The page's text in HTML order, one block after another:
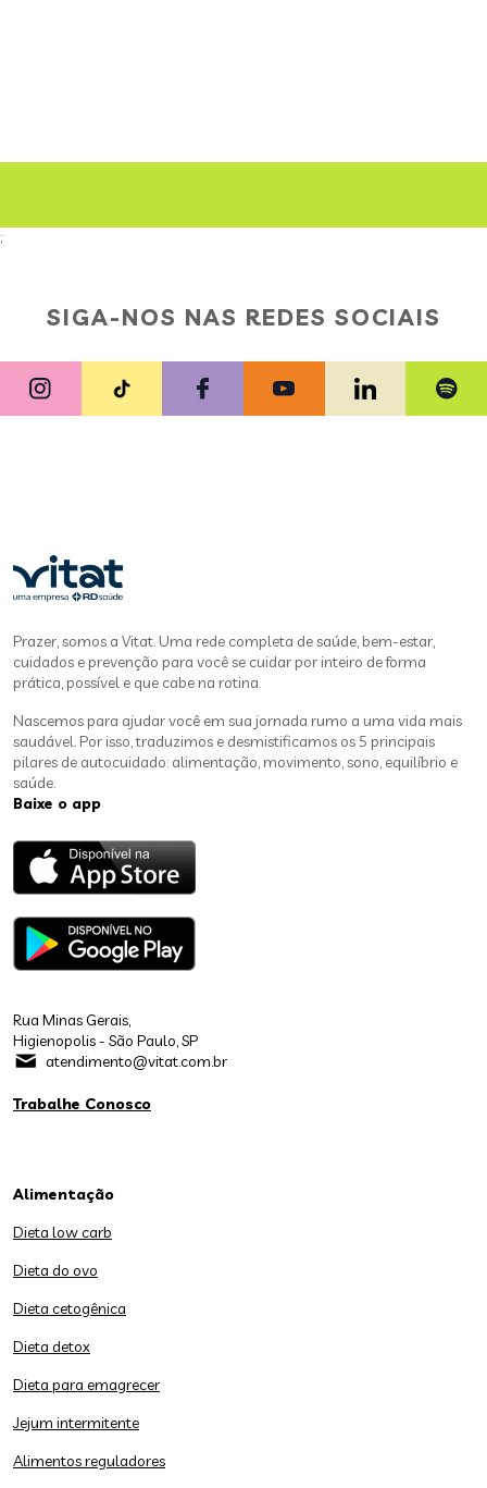
;
SIGA-NOS NAS REDES SOCIAIS
Prazer, somos a Vitat. Uma rede completa de saúde, bem-estar,
cuidados e prevenção para você se cuidar por inteiro de forma
prática, possível e que cabe na rotina.
Nascemos para ajudar você em sua jornada rumo a uma vida mais
saudável. Por isso, traduzimos e desmistificamos os 5 principais
pilares de autocuidado: alimentação, movimento, sono, equilíbrio e
saúde.
Baixe o app
Rua Minas Gerais,
Higienopolis - São Paulo, SP
atendimento@vitat.com.br
Trabalhe Conosco
Alimentação
Dieta low carb
Dieta do ovo
Dieta cetogênica
Dieta detox
Dieta para emagrecer
Jejum intermitente
Alimentos reguladores